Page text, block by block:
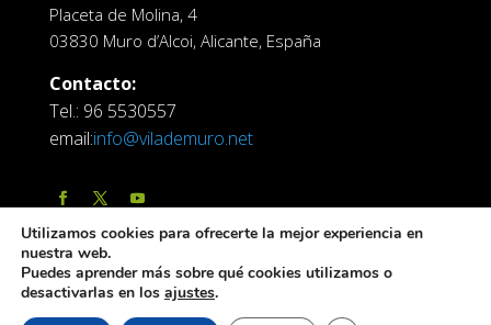
Placeta de Molina, 4
03830 Muro d’Alcoi, Alicante, España
Contacto:
Tel.: 96 5530557
email:info@vilademuro.net
Utilizamos cookies para ofrecerte la mejor experiencia en
nuestra web.
Puedes aprender más sobre qué cookies utilizamos o
desactivarlas en los ajustes.